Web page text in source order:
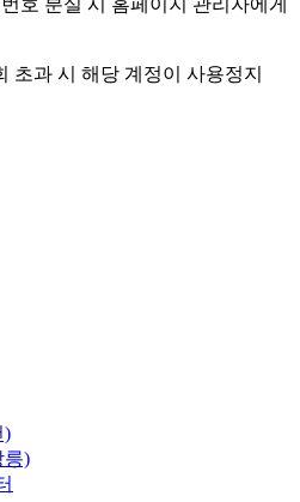
호 분실 시 홈페이지 관리자에게
초과 시 해당 계정이 사용정지
)
릉)